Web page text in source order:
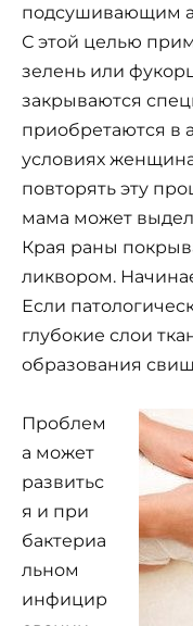
подсушивающим
С этой целью
зелень или
закрываются
приобретаются в
условиях
повторять эту
мама может
Края раны
ликвором.
Если
глубокие слои
образования
Проблем
а может
развитьс
я и при
бактериа
льном
инфицир